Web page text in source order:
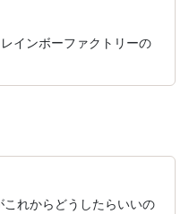
インボーファクトリーの
れからどうしたらいいの